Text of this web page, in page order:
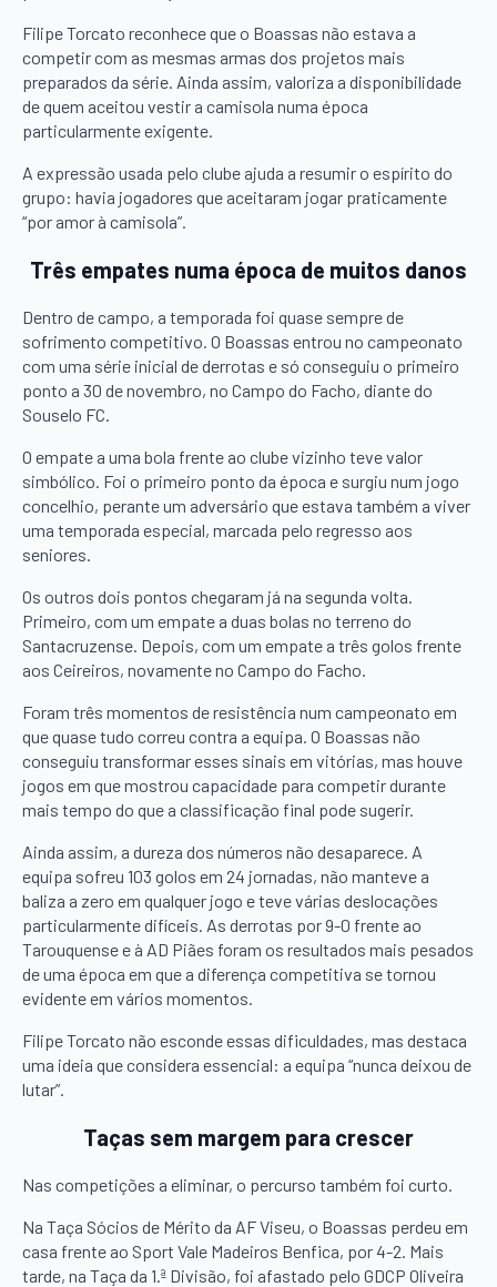
Filipe Torcato reconhece que o Boassas não estava a
competir com as mesmas armas dos projetos mais
preparados da série. Ainda assim, valoriza a disponibilidade
de quem aceitou vestir a camisola numa época
particularmente exigente.
A expressão usada pelo clube ajuda a resumir o espírito do
grupo: havia jogadores que aceitaram jogar praticamente
“por amor à camisola”.
Três empates numa época de muitos danos
Dentro de campo, a temporada foi quase sempre de
sofrimento competitivo. O Boassas entrou no campeonato
com uma série inicial de derrotas e só conseguiu o primeiro
ponto a 30 de novembro, no Campo do Facho, diante do
Souselo FC.
O empate a uma bola frente ao clube vizinho teve valor
simbólico. Foi o primeiro ponto da época e surgiu num jogo
concelhio, perante um adversário que estava também a viver
uma temporada especial, marcada pelo regresso aos
seniores.
Os outros dois pontos chegaram já na segunda volta.
Primeiro, com um empate a duas bolas no terreno do
Santacruzense. Depois, com um empate a três golos frente
aos Ceireiros, novamente no Campo do Facho.
Foram três momentos de resistência num campeonato em
que quase tudo correu contra a equipa. O Boassas não
conseguiu transformar esses sinais em vitórias, mas houve
jogos em que mostrou capacidade para competir durante
mais tempo do que a classificação final pode sugerir.
Ainda assim, a dureza dos números não desaparece. A
equipa sofreu 103 golos em 24 jornadas, não manteve a
baliza a zero em qualquer jogo e teve várias deslocações
particularmente difíceis. As derrotas por 9-0 frente ao
Tarouquense e à AD Piães foram os resultados mais pesados
de uma época em que a diferença competitiva se tornou
evidente em vários momentos.
Filipe Torcato não esconde essas dificuldades, mas destaca
uma ideia que considera essencial: a equipa “nunca deixou de
lutar”.
Taças sem margem para crescer
Nas competições a eliminar, o percurso também foi curto.
Na Taça Sócios de Mérito da AF Viseu, o Boassas perdeu em
casa frente ao Sport Vale Madeiros Benfica, por 4-2. Mais
tarde, na Taça da 1.ª Divisão, foi afastado pelo GDCP Oliveira